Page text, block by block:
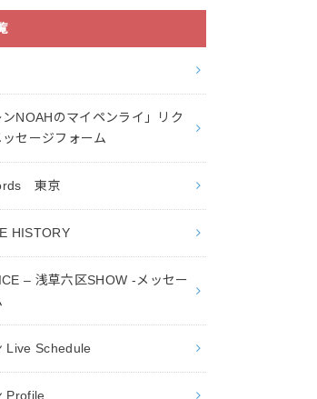
ンNOAHのマイペンライ」リク
セージフォーム
東京
HISTORY
– 浅草六区SHOW -メッセー
Live Schedule
Profile